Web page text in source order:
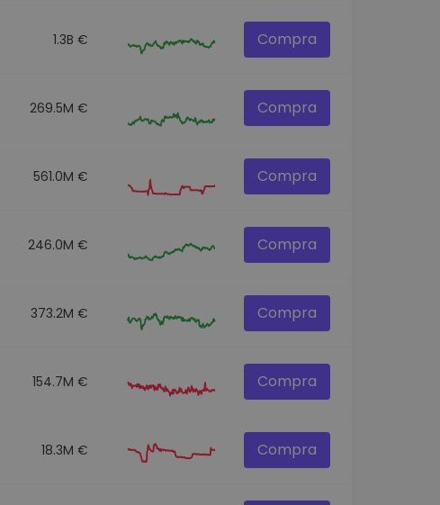
1.3B € Compra
269.5M € Compra
561.0M € Compra
246.0M € Compra
373.2M € Compra
154.7M € Compra
18.3M € Compra